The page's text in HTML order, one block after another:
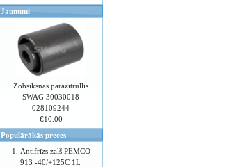
Jaunumi
Zobsiksnas parazītrullis
SWAG 30030018
028109244
€10.00
Populārākās preces
Antifrīzs zaļš PEMCO
913 -40/+125C 1L